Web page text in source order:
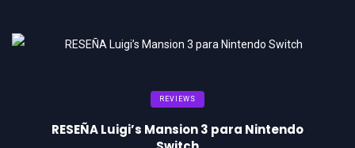
REVIEWS
RESEÑA Luigi’s Mansion 3 para Nintendo